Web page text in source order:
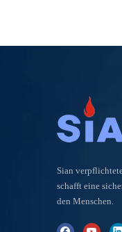
Sian
schafft eine
den Menschen.